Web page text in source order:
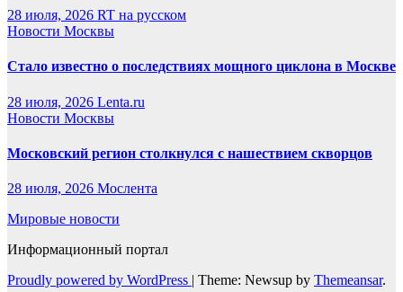
28 июля, 2026 RT на русском
Новости Москвы
Стало известно о последствиях мощного циклона в Москве
28 июля, 2026 Lenta.ru
Новости Москвы
Московский регион столкнулся с нашествием скворцов
28 июля, 2026 Мослента
Мировые новости
Информационный портал
Proudly powered by WordPress | Theme: Newsup by Themeansar.